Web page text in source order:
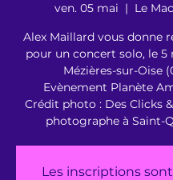
ven. 05 mai
  |
Le
Alex Maillard vous donne
pour un concert solo, le 5
Mézières-sur-Oise
Evènement Planète
Crédit photo : Des Clicks
photographe à Saint-
Les inscriptions